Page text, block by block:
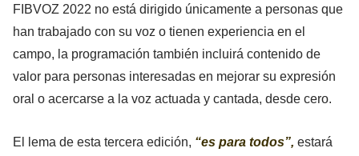
FIBVOZ 2022 no está dirigido únicamente a personas que
han trabajado con su voz o tienen experiencia en el
campo, la programación también incluirá contenido de
valor para personas interesadas en mejorar su expresión
oral o acercarse a la voz actuada y cantada, desde cero.
El lema de esta tercera edición, “es para todos”, estará